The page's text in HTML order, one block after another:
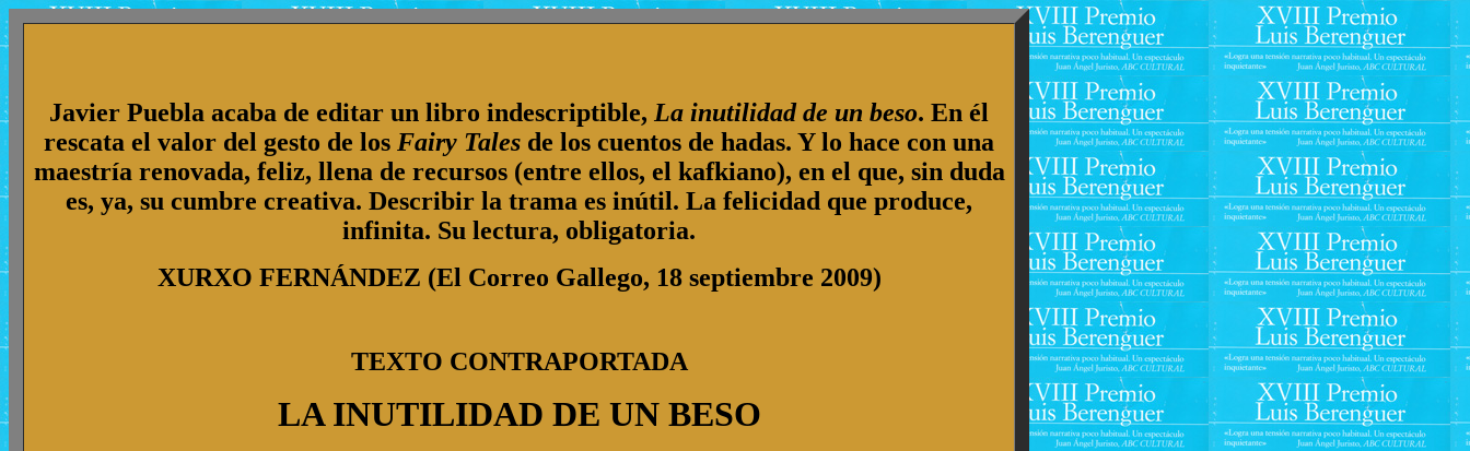
Javier Puebla acaba de editar un libro indescriptible, La inutilidad de un beso. En él
rescata el valor del gesto de los Fairy Tales de los cuentos de hadas. Y lo hace con una
maestría renovada, feliz, llena de recursos (entre ellos, el kafkiano), en el que, sin duda
es, ya, su cumbre creativa. Describir la trama es inútil. La felicidad que produce,
infinita. Su lectura, obligatoria.
XURXO FERNÁNDEZ (El Correo Gallego, 18 septiembre 2009)
TEXTO CONTRAPORTADA
LA INUTILIDAD DE UN BESO